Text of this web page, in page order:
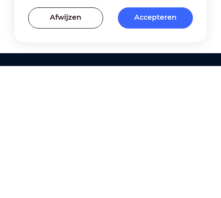
Afwijzen Accepteren